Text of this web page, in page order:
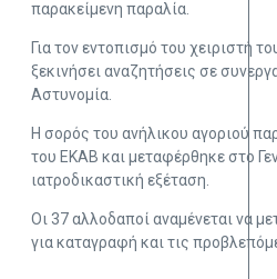
παρακείμενη παραλία.
Για τον εντοπισμό του χειριστή
ξεκινήσει αναζητήσεις σε
Αστυνομία.
Η σορός του ανήλικου αγοριού
του ΕΚΑΒ και μεταφέρθηκε στο
ιατροδικαστική εξέταση.
Οι 37 αλλοδαποί αναμένεται να
για καταγραφή και τις